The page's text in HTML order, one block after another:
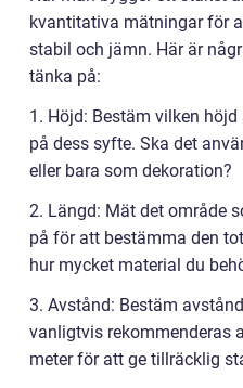
kvantitativa mätningar för
stabil och jämn. Här är
tänka på:
1. Höjd: Bestäm vilken
på dess syfte. Ska det
eller bara som dekoration?
2. Längd: Mät det område
på för att bestämma den
hur mycket material du
3. Avstånd: Bestäm
vanligtvis rekommenderas
meter för att ge tillräcklig